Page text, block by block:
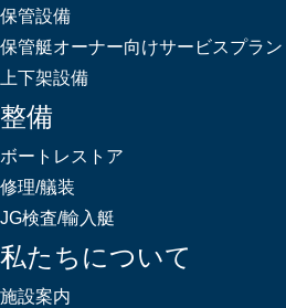
保管設備
保管艇オーナー向けサービスプラン
上下架設備
整備
ボートレストア
修理/艤装
JG検査/輸入艇
私たちについて
施設案内